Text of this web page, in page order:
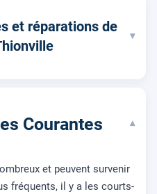
et réparations de
▾
Courantes ▾
et peuvent survenir
fréquents, il y a les courts-